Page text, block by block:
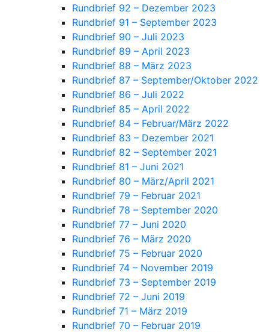
Rundbrief 92 – Dezember 2023
Rundbrief 91 – September 2023
Rundbrief 90 – Juli 2023
Rundbrief 89 – April 2023
Rundbrief 88 – März 2023
Rundbrief 87 – September/Oktober 2022
Rundbrief 86 – Juli 2022
Rundbrief 85 – April 2022
Rundbrief 84 – Februar/März 2022
Rundbrief 83 – Dezember 2021
Rundbrief 82 – September 2021
Rundbrief 81 – Juni 2021
Rundbrief 80 – März/April 2021
Rundbrief 79 – Februar 2021
Rundbrief 78 – September 2020
Rundbrief 77 – Juni 2020
Rundbrief 76 – März 2020
Rundbrief 75 – Februar 2020
Rundbrief 74 – November 2019
Rundbrief 73 – September 2019
Rundbrief 72 – Juni 2019
Rundbrief 71 – März 2019
Rundbrief 70 – Februar 2019